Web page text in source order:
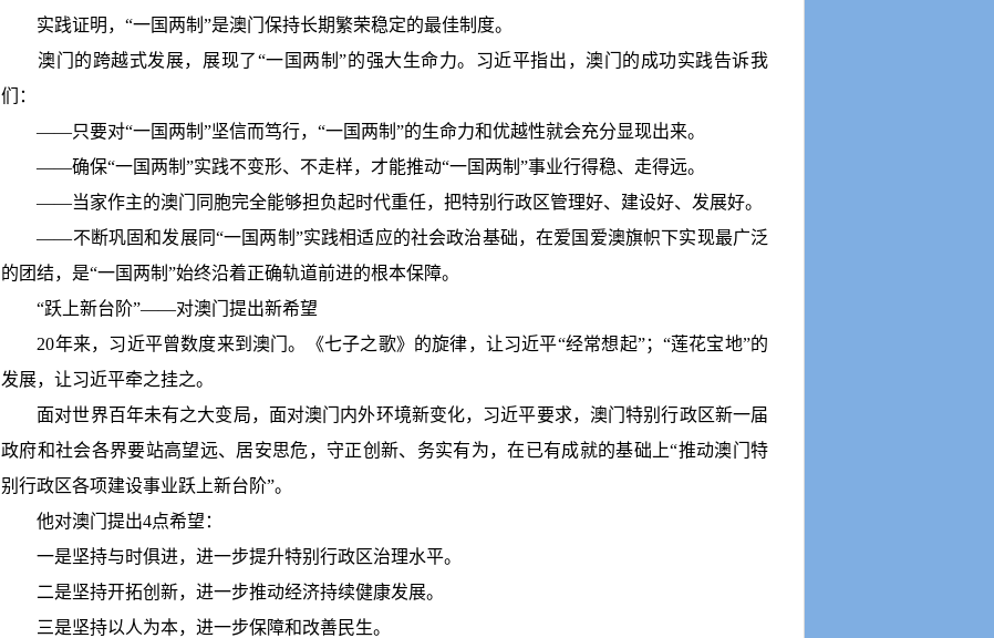
实践证明， “一国两制 ”是澳门保持长期繁荣稳定的最佳制度。
澳门的跨越式发展，展现了“一国两制”的强大生命力。习近平指出，澳门的成功实践告诉我
们：
——只要对“一国两制 ”坚信而笃行， “一国两制 ”的生命力和优越性就会充分显现出来。
——确保“一国两制 ”实践不变形、不走样，才能推动“一国两制 ”事业行得稳、走得远。
——当家作主的澳门同胞完全能够担负起时代重任，把特别行政区管理好、建设好、发展好。
——不断巩固和发展同“一国两制 ”实践相适应的社会政治基础，在爱国爱澳旗帜下实现最广泛
的团结，是“一国两制 ”始终沿着正确轨道前进的根本保障。
“跃上新台阶”——对澳门提出新希望
20年来，习近平曾数度来到澳门。《七子之歌》的旋律，让习近平“经常想起”； “莲花宝地”的
发展，让习近平牵之挂之。
面对世界百年未有之大变局，面对澳门内外环境新变化，习近平要求，澳门特别行政区新一届
政府和社会各界要站高望远、居安思危，守正创新、务实有为，在已有成就的基础上“推动澳门特
别行政区各项建设事业跃上新台阶”。
他对澳门提出4点希望：
一是坚持与时俱进，进一步提升特别行政区治理水平。
二是坚持开拓创新，进一步推动经济持续健康发展。
三是坚持以人为本，进一步保障和改善民生。